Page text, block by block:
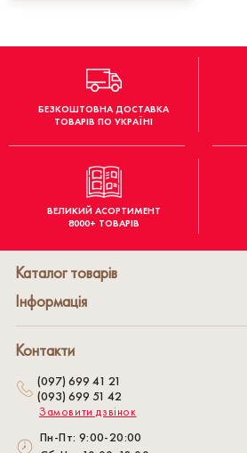
БЕЗКОШТОВНА ДОСТАВКА
ТОВАРІВ ПО УКРАЇНІ
ВЕЛИКИЙ АСОРТИМЕНТ
8000+ ТОВАРІВ
Каталог товарів
Інформація
Контакти
(097) 699 41 21
(093) 699 51 42
Замовити дзвінок
Пн-Пт: 9:00-20:00